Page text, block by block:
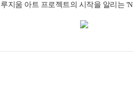
루지움 아트 프로젝트의 시작을 알리는